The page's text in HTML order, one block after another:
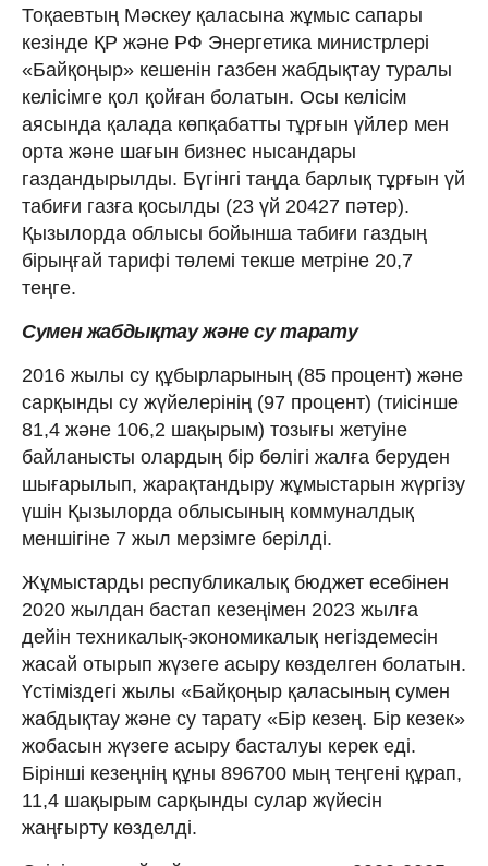
Тоқаевтың Мәскеу қаласына жұмыс сапары
кезінде ҚР және РФ Энергетика министрлері
«Байқоңыр» кешенін газбен жабдықтау туралы
келісімге қол қойған болатын. Осы келісім
аясында қалада көпқабатты тұрғын үйлер мен
орта және шағын бизнес нысандары
газдандырылды. Бүгінгі таңда барлық тұрғын үй
табиғи газға қосылды (23 үй 20427 пәтер).
Қызылорда облысы бойынша табиғи газдың
бірыңғай тарифі төлемі текше метріне 20,7
теңге.
Сумен жабдықтау және су тарату
2016 жылы су құбырларының (85 процент) және
сарқынды су жүйелерінің (97 процент) (тиісінше
81,4 және 106,2 шақырым) тозығы жетуіне
байланысты олардың бір бөлігі жалға беруден
шығарылып, жарақтандыру жұмыстарын жүргізу
үшін Қызылорда облысының коммуналдық
меншігіне 7 жыл мерзімге берілді.
Жұмыстарды республикалық бюджет есебінен
2020 жылдан бастап кезеңімен 2023 жылға
дейін техникалық-экономикалық негіздемесін
жасай отырып жүзеге асыру көзделген болатын.
Үстіміздегі жылы «Байқоңыр қаласының сумен
жабдықтау және су тарату «Бір кезең. Бір кезек»
жобасын жүзеге асыру басталуы керек еді.
Бірінші кезеңнің құны 896700 мың теңгені құрап,
11,4 шақырым сарқынды сулар жүйесін
жаңғырту көзделді.